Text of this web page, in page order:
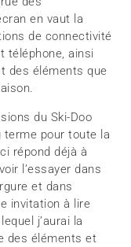
en vaut la
de connectivité
téléphone, ainsi
des éléments que
du Ski-Doo
terme pour toute la
répond déjà à
l’essayer dans
et dans
invitation à lire
j’aurai la
des éléments et